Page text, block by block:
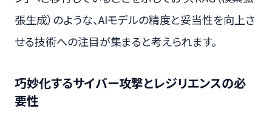
張生成）のような、AIモデルの精度と妥当性を向上さ
せる技術への注目が集まると考えられます。
巧妙化するサイバー攻撃とレジリエンスの必
要性